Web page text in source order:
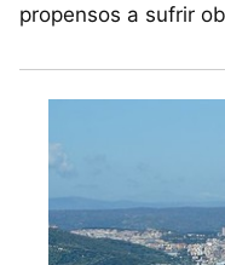
propensos a sufrir